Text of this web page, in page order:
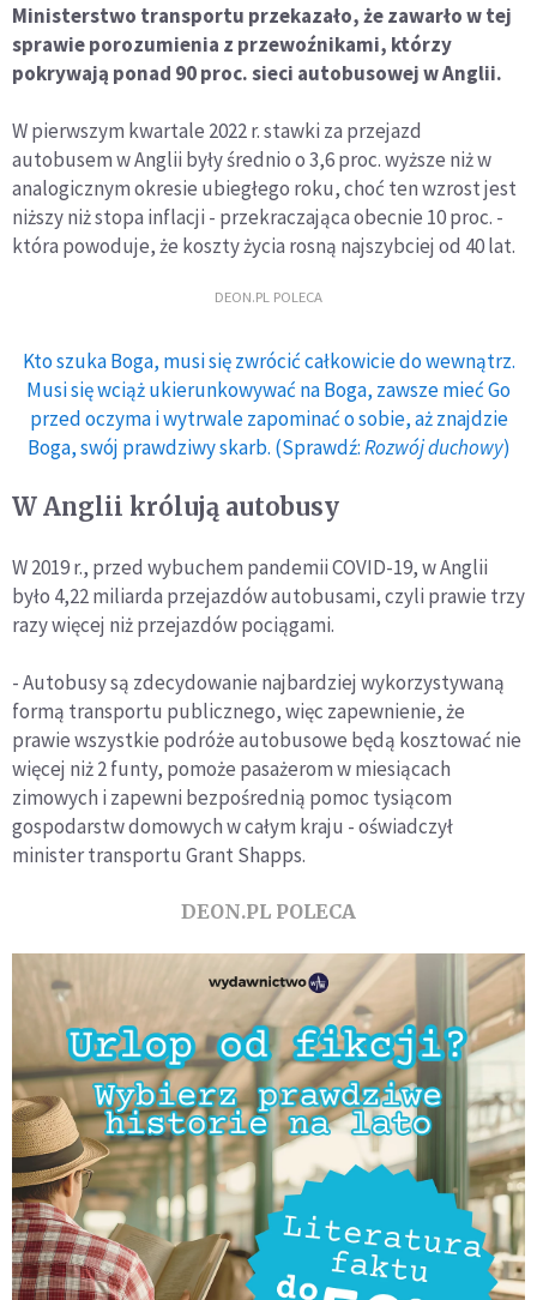
Ministerstwo transportu przekazało, że zawarło w tej
sprawie porozumienia z przewoźnikami, którzy
pokrywają ponad 90 proc. sieci autobusowej w Anglii.
W pierwszym kwartale 2022 r. stawki za przejazd
autobusem w Anglii były średnio o 3,6 proc. wyższe niż w
analogicznym okresie ubiegłego roku, choć ten wzrost jest
niższy niż stopa inflacji - przekraczająca obecnie 10 proc. -
która powoduje, że koszty życia rosną najszybciej od 40 lat.
DEON.PL POLECA
Kto szuka Boga, musi się zwrócić całkowicie do wewnątrz.
Musi się wciąż ukierunkowywać na Boga, zawsze mieć Go
przed oczyma i wytrwale zapominać o sobie, aż znajdzie
Boga, swój prawdziwy skarb. (Sprawdź:Rozwój duchowy)
W Anglii królują autobusy
W 2019 r., przed wybuchem pandemii COVID-19, w Anglii
było 4,22 miliarda przejazdów autobusami, czyli prawie trzy
razy więcej niż przejazdów pociągami.
- Autobusy są zdecydowanie najbardziej wykorzystywaną
formą transportu publicznego, więc zapewnienie, że
prawie wszystkie podróże autobusowe będą kosztować nie
więcej niż 2 funty, pomoże pasażerom w miesiącach
zimowych i zapewni bezpośrednią pomoc tysiącom
gospodarstw domowych w całym kraju - oświadczył
minister transportu Grant Shapps.
DEON.PL POLECA